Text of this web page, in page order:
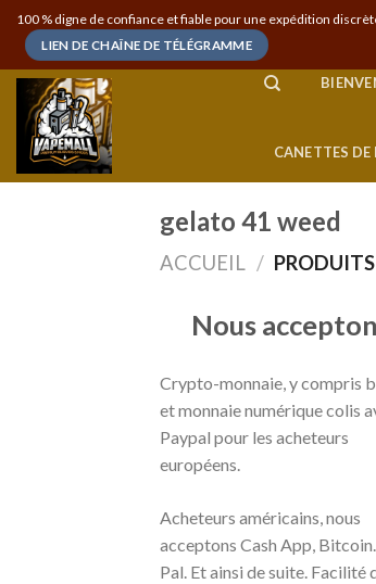
Skip
content
100 % digne de confiance et fiable pour une expédition
LIEN DE CHAÎNE DE TÉLÉGRAMME
CANETTES DE
gelato 41 weed
ACCUEIL /
Nous
Crypto-monnaie, y compris
et monnaie numérique colis
Paypal pour les acheteurs
européens.
Acheteurs américains, nous
acceptons Cash App,
Pal. Et ainsi de suite. Facilité